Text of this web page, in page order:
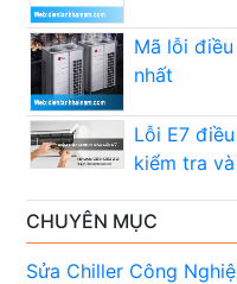
Mã lỗi
nhất
Lỗi E7
kiểm tra
CHUYÊN MỤC
Sửa Chiller Công